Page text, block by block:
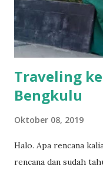
tipu-tipu. Terlebih
juga seorang teman
Traveling
Bengkulu
Oktober 08, 2019
Halo. Apa rencana
rencana dan sudah